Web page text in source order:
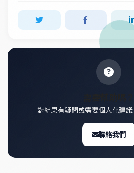
對結果有疑問或需要個人化建議
聯絡我們